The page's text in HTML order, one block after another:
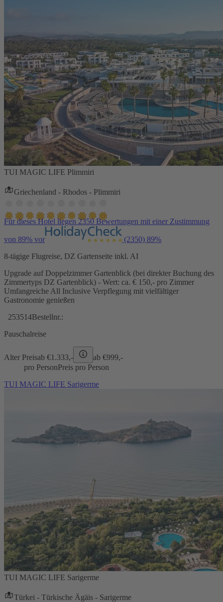
TUI MAGIC LIFE Plimmiri
Griechenland - Rhodos - Plimmiri
Für dieses Hotel liegen 2350 Bewertungen mit einer Zustimmung
von 89% vor (2350) 89%
8-tägige Flugreise, DZ Gartenseite inkl. AI
Upgrade auf Doppelzimmer Gartenblick (bei direkter Buchung des
Zimmertyps DZ Gartenblick) - Wert: ca. € 150,- pro Zimmer
Umfangreiche All Inclusive Verpflegung mit vielfältiger
Gastronomie genießen
253514Bestellnr.:
Pauschalreise
Alter Preisab €1.333,- ab €999,-
pro PersonPreis pro Person
TUI MAGIC LIFE Sarigerme
TUI MAGIC LIFE Sarigerme
Türkei - Türkische Ägäis - Sarigerme